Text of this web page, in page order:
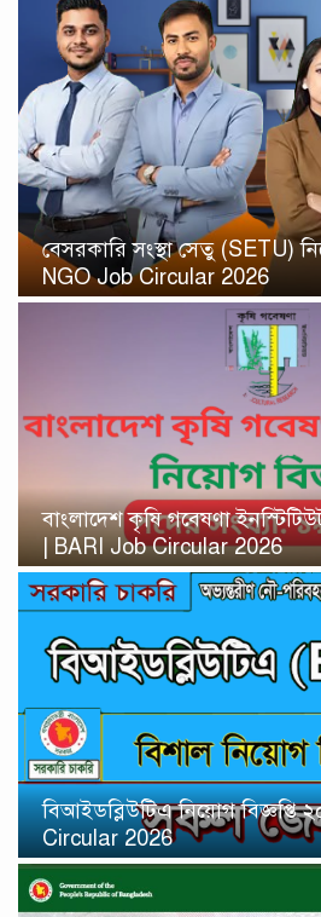
বেসরকারি সংস্থা সেতু (SETU)
NGO Job Circular 2026
বাংলাদেশ কৃষি গবেষণা
| BARI Job Circular 2026
বিআইডব্লিউটিএ নিয়োগ
Circular 2026